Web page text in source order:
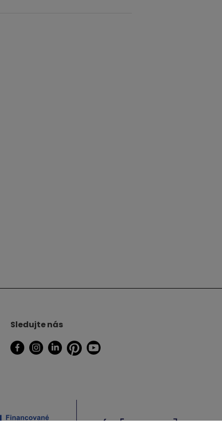
Sledujte nás